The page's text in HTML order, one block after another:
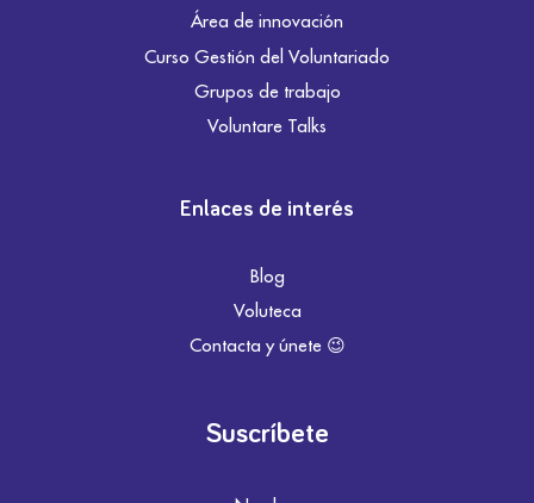
Área de innovación
Curso Gestión del Voluntariado
Grupos de trabajo
Voluntare Talks
Enlaces de interés
Blog
Voluteca
Contacta y únete 😉
Suscríbete